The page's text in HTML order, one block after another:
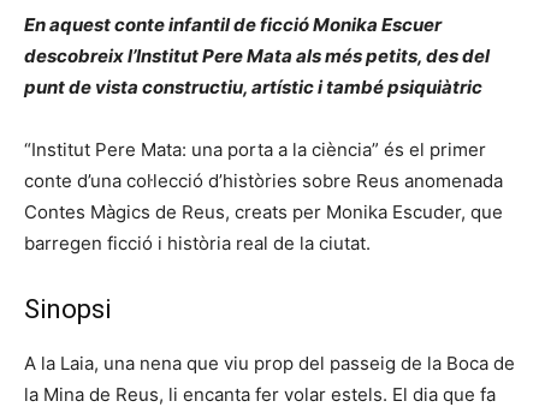
En aquest conte infantil de ficció Monika Escuer
descobreix l’Institut Pere Mata als més petits, des del
punt de vista constructiu, artístic i també psiquiàtric
“Institut Pere Mata: una porta a la ciència” és el primer
conte d’una col·lecció d’històries sobre Reus anomenada
Contes Màgics de Reus, creats per Monika Escuder, que
barregen ficció i història real de la ciutat.
Sinopsi
A la Laia, una nena que viu prop del passeig de la Boca de
la Mina de Reus, li encanta fer volar estels. El dia que fa